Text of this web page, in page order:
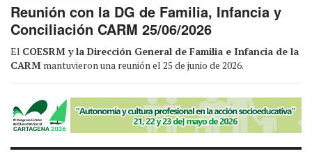
Reunión con la DG de Familia, Infancia y
Conciliación CARM 25/06/2026
El COESRM y la Dirección General de Familia e Infancia de la
CARM mantuvieron una reunión el 25 de junio de 2026.